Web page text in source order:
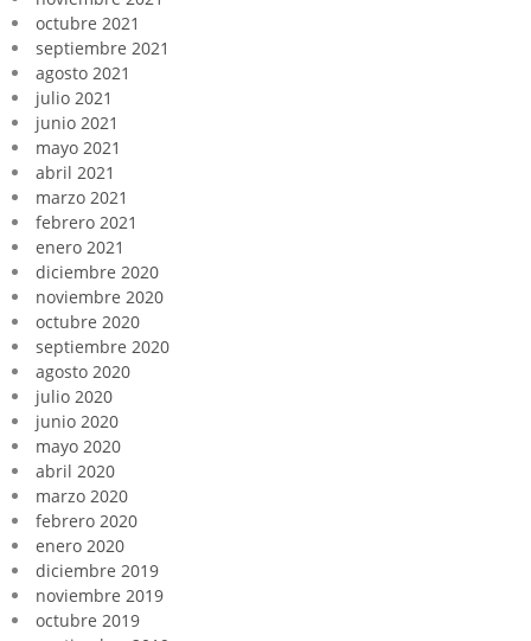
octubre 2021
septiembre 2021
agosto 2021
julio 2021
junio 2021
mayo 2021
abril 2021
marzo 2021
febrero 2021
enero 2021
diciembre 2020
noviembre 2020
octubre 2020
septiembre 2020
agosto 2020
julio 2020
junio 2020
mayo 2020
abril 2020
marzo 2020
febrero 2020
enero 2020
diciembre 2019
noviembre 2019
octubre 2019